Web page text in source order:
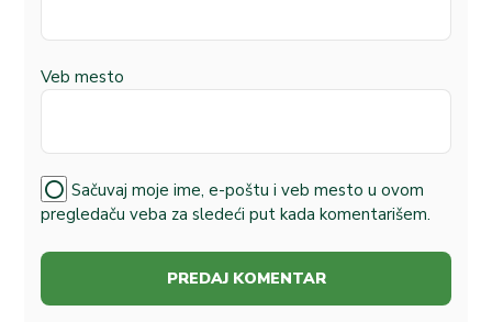
Veb mesto
Sačuvaj moje ime, e-poštu i veb mesto u ovom
pregledaču veba za sledeći put kada komentarišem.